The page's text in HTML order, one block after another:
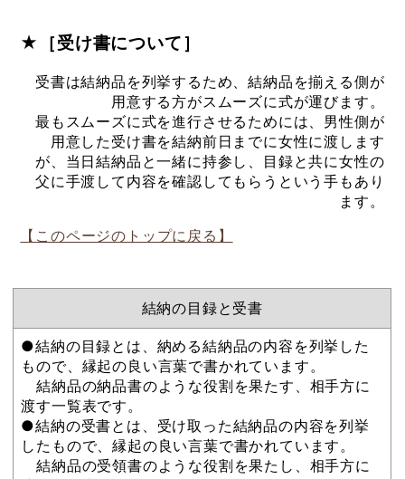
★［受け書について］
受書は結納品を列挙するため、結納品を揃える側が
用意する方がスムーズに式が運びます。
最もスムーズに式を進行させるためには、男性側が
用意した受け書を結納前日までに女性に渡します
が、当日結納品と一緒に持参し、目録と共に女性の
父に手渡して内容を確認してもらうという手もあり
ます。
【このページのトップに戻る】
結納の目録と受書
●結納の目録とは、納める結納品の内容を列挙した
もので、縁起の良い言葉で書かれています。
結納品の納品書のような役割を果たす、相手方に
渡す一覧表です。
●結納の受書とは、受け取った結納品の内容を列挙
したもので、縁起の良い言葉で書かれています。
結納品の受領書のような役割を果たし、相手方に